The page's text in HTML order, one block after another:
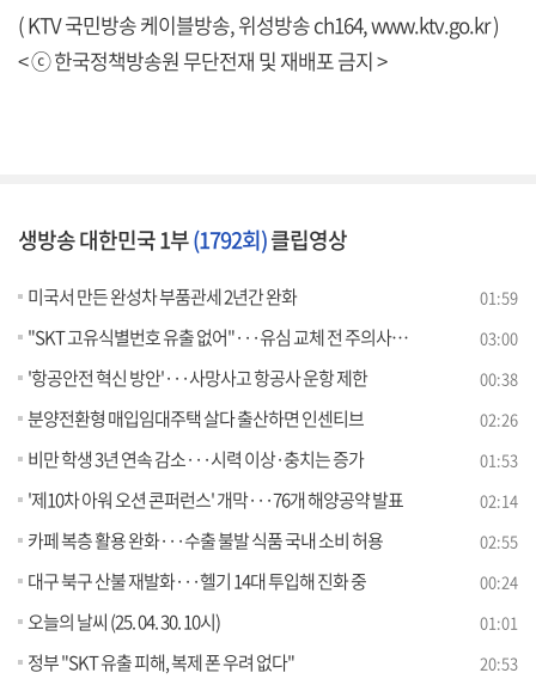
( KTV 국민방송 케이블방송, 위성방송 ch164,www.ktv.go.kr)
< ⓒ 한국정책방송원 무단전재 및 재배포 금지 >
생방송 대한민국 1부(1792회)클립영상
미국서 만든 완성차 부품관세 2년간 완화 01:59
"SKT 고유식별번호 유출 없어"···유심 교체 전 주의사항은? 03:00
'항공안전 혁신 방안'···사망사고 항공사 운항 제한 00:38
분양전환형 매입임대주택 살다 출산하면 인센티브 02:26
비만 학생 3년 연속 감소···시력 이상·충치는 증가 01:53
'제10차 아워 오션 콘퍼런스' 개막···76개 해양공약 발표 02:14
카페 복층 활용 완화···수출 불발 식품 국내 소비 허용 02:55
대구 북구 산불 재발화···헬기 14대 투입해 진화 중 00:24
오늘의 날씨 (25. 04. 30. 10시) 01:01
정부 "SKT 유출 피해, 복제 폰 우려 없다" 20:53